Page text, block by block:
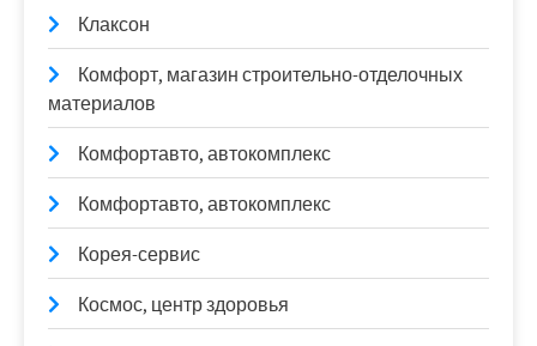
Клаксон
Комфорт, магазин строительно-отделочных
материалов
Комфортавто, автокомплекс
Комфортавто, автокомплекс
Корея-сервис
Космос, центр здоровья